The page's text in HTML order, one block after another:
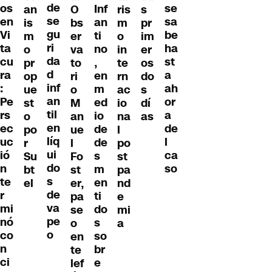
os
en
Vi
ta
cu
ra
:
Pe
rs
ec
uc
ió
n
te
r
mi
nó
co
n
ci
an
is
m
o
pr
op
ue
st
o
po
r
Su
bt
el
de
se
gu
ri
da
d
inf
an
til
en
líq
ui
do
s
de
va
pe
o
O
bs
er
va
to
ri
o
M
an
ue
l
Fo
st
er,
pa
se
o
en
te
lef
Inf
an
ti
no
,
en
m
ed
io
de
de
s
m
en
ti
do
s
so
br
e
ris
m
o
in
te
rn
ac
io
na
l
po
st
pa
nd
e
mi
a
s
pr
im
er
os
do
s
dí
as
se
sa
be
ha
st
a
ah
or
a
de
l
ca
so